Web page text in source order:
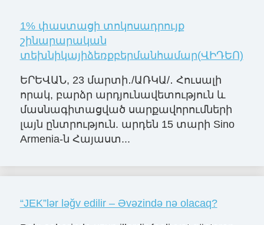
1% փաստացի տոկոսադրույք
շինարարական
տեխնիկայիձեռքբերմանհամար(ՎԻԴԵՈ)
ԵՐԵՎԱՆ, 23 մարտի․/ԱՌԿԱ/․ Հուսալի
որակ, բարձր արդյունավետություն և
մասնագիտացված սարքավորումների
լայն ընտրություն. արդեն 15 տարի Sino
Armenia-ն Հայաստ...
“JEK”lər ləğv edilir – Əvəzində nə olacaq?